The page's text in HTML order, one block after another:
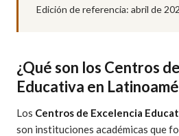
Edición de referencia: abril de
¿Qué son los Centros
Educativa en
Los Centros de Excelencia
son instituciones académicas que